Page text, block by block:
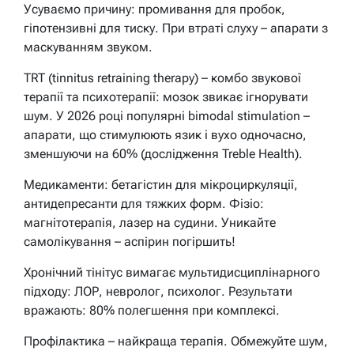
Усуваємо причину: промивання для пробок,
гіпотензивні для тиску. При втраті слуху – апарати з
маскуванням звуком.
TRT (tinnitus retraining therapy) – комбо звукової
терапії та психотерапії: мозок звикає ігнорувати
шум. У 2026 році популярні bimodal stimulation –
апарати, що стимулюють язик і вухо одночасно,
зменшуючи на 60% (дослідження Treble Health).
Медикаменти: бетагістин для мікроциркуляції,
антидепресанти для тяжких форм. Фізіо:
магнітотерапія, лазер на судини. Уникайте
самолікування – аспірин погіршить!
Хронічний тінітус вимагає мультидисциплінарного
підходу: ЛОР, невролог, психолог. Результати
вражають: 80% полегшення при комплексі.
Профілактика – найкраща терапія. Обмежуйте шум,